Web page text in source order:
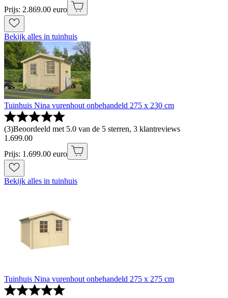
Prijs: 2.869.00 euro
Bekijk alles in tuinhuis
Tuinhuis Nina vurenhout onbehandeld 275 x 230 cm
(3)Beoordeeld met 5.0 van de 5 sterren, 3 klantreviews
1 .699.00
Prijs: 1.699.00 euro
Bekijk alles in tuinhuis
Tuinhuis Nina vurenhout onbehandeld 275 x 275 cm